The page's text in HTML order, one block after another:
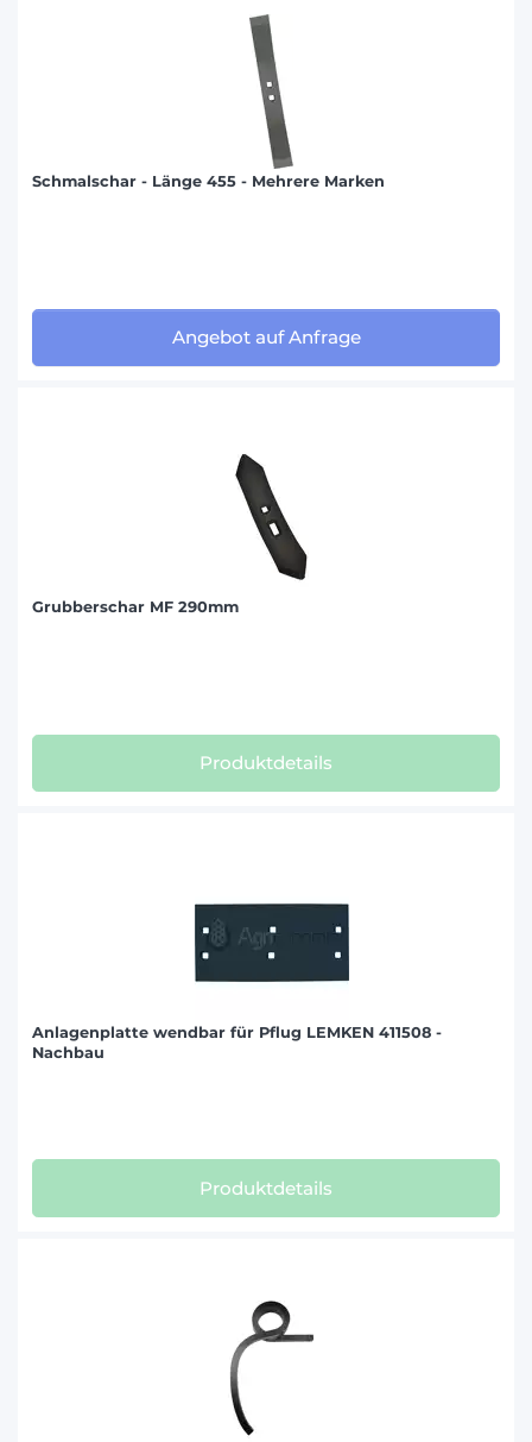
Schmalschar - Länge 455 - Mehrere Marken
Angebot auf Anfrage
Grubberschar MF 290mm
Produktdetails
Anlagenplatte wendbar für Pflug LEMKEN 411508 -
Nachbau
Produktdetails